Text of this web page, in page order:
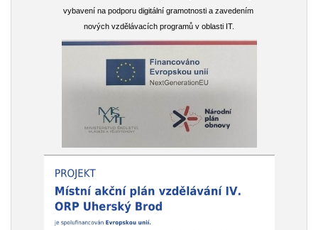
vybavení na podporu digitální gramotnosti a zavedením
nových vzdělávacích programů v oblasti IT.